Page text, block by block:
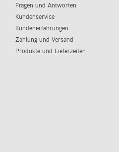
Fragen und Antworten
Kundenservice
Kundenerfahrungen
Zahlung und Versand
Produkte und Lieferzeiten